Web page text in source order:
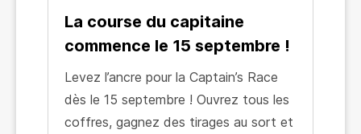
La course du capitaine
commence le 15 septembre !
Levez l’ancre pour la Captain’s Race
dès le 15 septembre ! Ouvrez tous les
coffres, gagnez des tirages au sort et